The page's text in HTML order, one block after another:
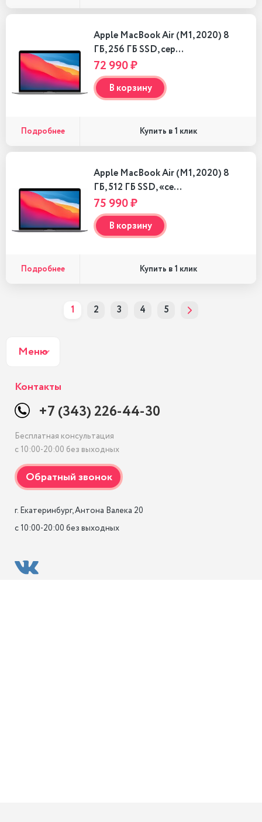
Apple MacBook Air (M1, 2020) 8
ГБ, 256 ГБ SSD, сер…
72 990 ₽
В корзину
Подробнее Купить в 1 клик
Apple MacBook Air (M1, 2020) 8
ГБ, 512 ГБ SSD, «се…
75 990 ₽
В корзину
Подробнее Купить в 1 клик
1 2 3 4 5
Меню
Контакты
+7 (343) 226-44-30
Бесплатная консультация
с 10:00-20:00 без выходных
г. Екатеринбург, Антона Валека 20
с 10:00-20:00 без выходных